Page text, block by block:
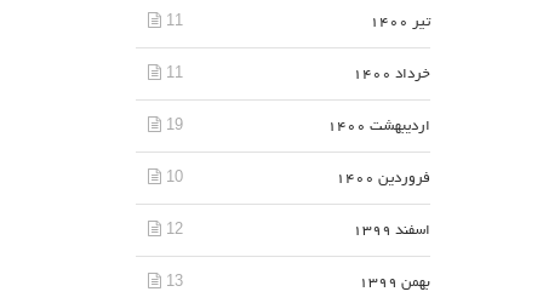
تیر 1400 11
خرداد 1400 11
اردیبهشت 1400 19
فروردین 1400 10
اسفند 1399 12
بهمن 1399 13